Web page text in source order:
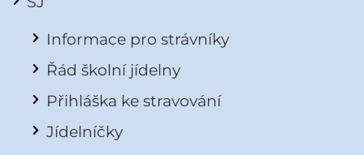
Informace pro strávníky
Řád školní jídelny
Přihláška ke stravování
Jídelníčky